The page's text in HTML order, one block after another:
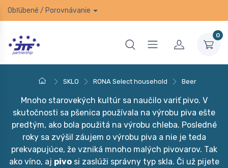
Obľúbené / Porovnávanie
0
SKLO RONA Select household Beer
Mnoho starovekých kultúr sa naučilo variť pivo. V
skutočnosti sa pšenica používala na výrobu piva ešte
predtým, ako bola použitá na výrobu chleba. Posledné
roky sa zvýšil záujem o výrobu piva a nie je teda
prekvapujúce, že vzniká mnoho malých pivovarov. Tak
ako víno, aj pivosi zaslúži správny typ skla. Či už pijete